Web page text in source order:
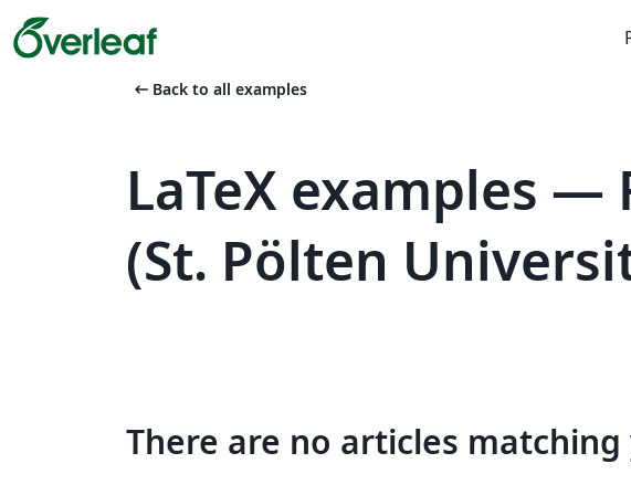
arrow_left_alt Back to all examples
LaTeX examples —
(St. Pölten
There are no articles